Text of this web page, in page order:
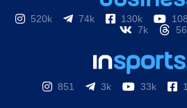
520k 74k 130k
7k
851 3k 33k